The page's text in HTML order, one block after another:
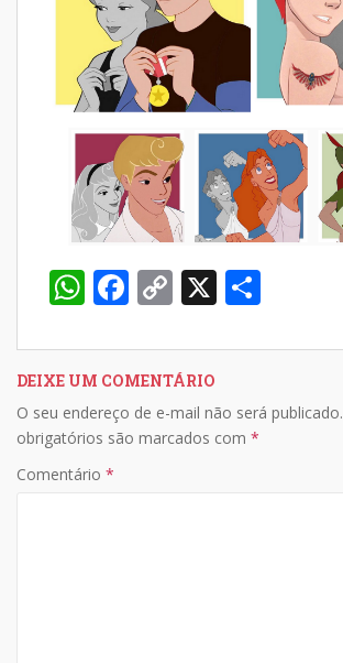
W
at
s
A
p
F
e
b
o
C
p
y
Li
X
ar
DEIXE UM COMENTÁRIO
O seu endereço de e-mail não será publicado.
obrigatórios são marcados com *
Comentário *